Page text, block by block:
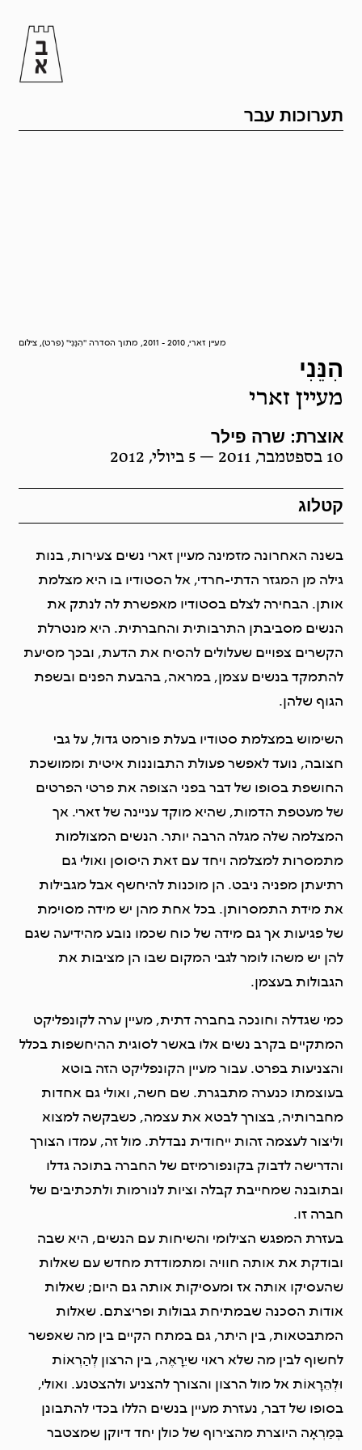
תערוכות עבר
מעיין זארי, 2010 - 2011, מתוך הסדרה "הִנֵּנִי" (פרט), צילום
הִנֵּנִי
מעיין זארי
אוצרת: שרה פילר
10 בספטמבר, 2011 — 5 ביולי, 2012
בשנה האחרונה מזמינה מעיין זארי נשים צעירות, בנות
גילה מן המגזר הדתי-חרדי, אל הסטודיו בו היא מצלמת
אותן. הבחירה לצלם בסטודיו מאפשרת לה לנתק את
הנשים מסביבתן התרבותית והחברתית. היא מנטרלת
הקשרים צפויים שעלולים להסיח את הדעת, ובכך מסיעת
להתמקד בנשים עצמן, במראה, בהבעת הפנים ובשפת
הגוף שלהן.
השימוש במצלמת סטודיו בעלת פורמט גדול, על גבי
חצובה, נועד לאפשר פעולת התבוננות איטית וממושכת
החושפת בסופו של דבר בפני הצופה את פרטי הפרטים
של מעטפת הדמות, שהיא מוקד עניינה של זארי. אך
המצלמה שלה מגלה הרבה יותר. הנשים המצולמות
מתמסרות למצלמה ויחד עם זאת היסוסן ואולי גם
רתיעתן מפניה ניבט. הן מוכנות להיחשף אבל מגבילות
את מידת התמסרותן. בכל אחת מהן יש מידה מסוימת
של פגיעות אך גם מידה של כוח שכמו נובע מהידיעה שגם
להן יש משהו לומר לגבי המקום שבו הן מציבות את
הגבולות בעצמן.
כמי שגדלה וחונכה בחברה דתית, מעיין ערה לקונפליקט
המתקיים בקרב נשים אלו באשר לסוגית ההיחשפות בכלל
והצניעות בפרט. עבור מעיין הקונפליקט הזה בוטא
בעוצמתו כנערה מתבגרת. שם חשה, ואולי גם אחדות
מחברותיה, בצורך לבטא את עצמה, כשבקשה למצוא
וליצור לעצמה זהות ייחודית נבדלת. מול זה, עמדו הצורך
והדרישה לדבוק בקונפורמיזם של החברה בתוכה גדלו
ובתובנה שמחייבת קבלה וציות לנורמות ולתכתיבים של
חברה זו.
בעזרת המפגש הצילומי והשיחות עם הנשים, היא שבה
ובודקת את אותה חוויה ומתמודדת מחדש עם שאלות
שהעסיקו אותה אז ומעסיקות אותה גם היום; שאלות
אודות הסכנה שבמתיחת גבולות ופריצתם. שאלות
המתבטאות, בין היתר, גם במתח הקיים בין מה שאפשר
לחשוף לבין מה שלא ראוי שיֵרָאֶה, בין הרצון לְהַרְאוֹת
וּלְהֵרָאוֹת אל מול הרצון והצורך להצניע ולהצטנע. ואולי,
בסופו של דבר, נעזרת מעיין בנשים הללו בכדי להתבונן
בְּמַרְאָה היוצרת מהצירוף של כולן יחד דיוקן שמצטבר
קטלוג